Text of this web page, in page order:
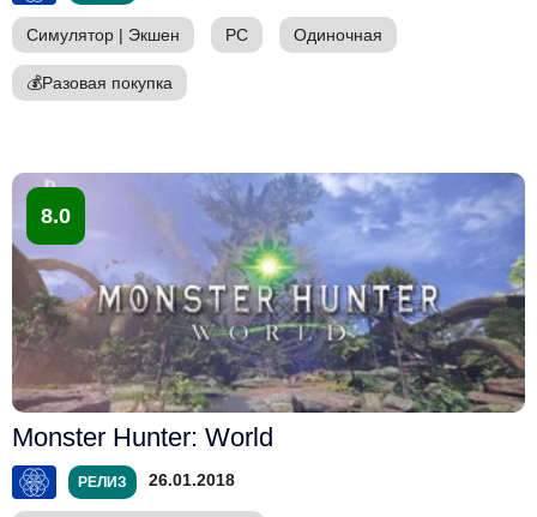
Симулятор | Экшен PC Одиночная
💰Разовая покупка
8.0
Monster Hunter: World
РЕЛИЗ 26.01.2018